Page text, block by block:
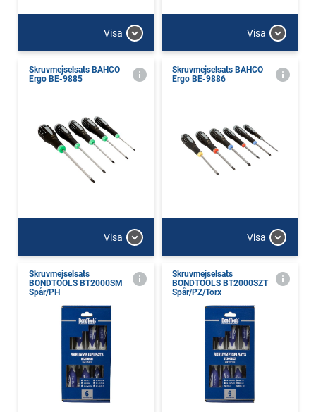
Visa Visa
Skruvmejselsats BAHCO
Ergo BE-9885
Visa
Skruvmejselsats BAHCO
Ergo BE-9886
Visa
Skruvmejselsats
BONDTOOLS BT2000SM
Spår/PH
Skruvmejselsats
BONDTOOLS BT2000SZT
Spår/PZ/Torx